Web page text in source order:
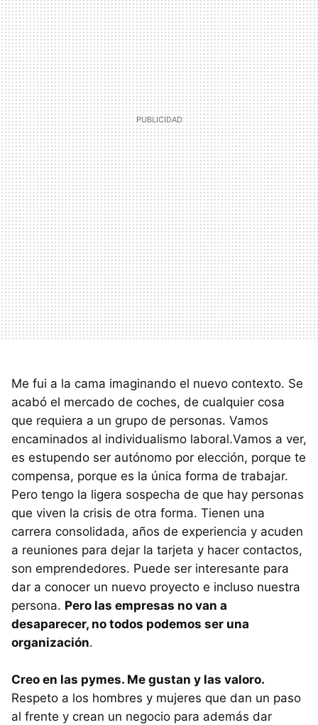
Me fui a la cama imaginando el nuevo contexto. Se
acabó el mercado de coches, de cualquier cosa
que requiera a un grupo de personas. Vamos
encaminados al individualismo laboral.Vamos a ver,
es estupendo ser autónomo por elección, porque te
compensa, porque es la única forma de trabajar.
Pero tengo la ligera sospecha de que hay personas
que viven la crisis de otra forma. Tienen una
carrera consolidada, años de experiencia y acuden
a reuniones para dejar la tarjeta y hacer contactos,
son emprendedores. Puede ser interesante para
dar a conocer un nuevo proyecto e incluso nuestra
persona. Pero las empresas no van a
desaparecer, no todos podemos ser una
organización.
Creo en las pymes. Me gustan y las valoro.
Respeto a los hombres y mujeres que dan un paso
al frente y crean un negocio para además dar